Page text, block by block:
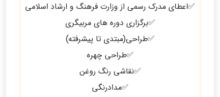
✅اعطای مدرک رسمی از وزارت فرهنگ و ارشاد اسلامی
✅برگزاری دوره های مربیگری
✅طراحی(مبتدی تا پیشرفته)
✅طراحی چهره
✅نقاشی رنگ روغن
✅مدادرنگی